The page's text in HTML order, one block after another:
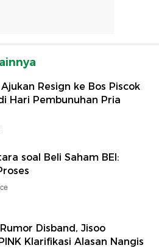
Resign ke Bos Piscok
Hari Pembunuhan Pria
soal Beli Saham BEI:
Disband, Jisoo
Klarifikasi Alasan Nangis